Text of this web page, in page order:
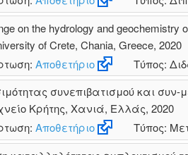
on the hydrology and
of Crete, Chania, Greece, 2020
Αποθετήριο
Τύπος:
συνεπιβατισμού και
Κρήτης, Χανιά, Ελλάς, 2020
Αποθετήριο
Τύπος: